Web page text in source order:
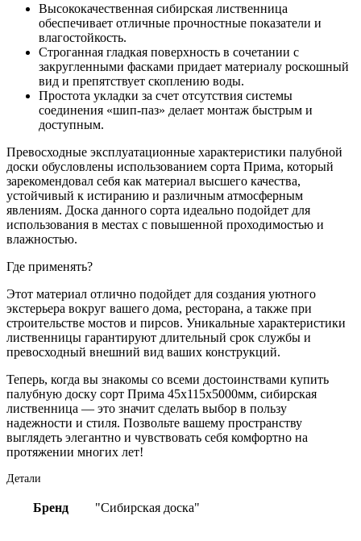
Высококачественная сибирская лиственница
обеспечивает отличные прочностные показатели и
влагостойкость.
Строганная гладкая поверхность в сочетании с
закругленными фасками придает материалу роскошный
вид и препятствует скоплению воды.
Простота укладки за счет отсутствия системы
соединения «шип-паз» делает монтаж быстрым и
доступным.
Превосходные эксплуатационные характеристики палубной
доски обусловлены использованием сорта Прима, который
зарекомендовал себя как материал высшего качества,
устойчивый к истиранию и различным атмосферным
явлениям. Доска данного сорта идеально подойдет для
использования в местах с повышенной проходимостью и
влажностью.
Где применять?
Этот материал отлично подойдет для создания уютного
экстерьера вокруг вашего дома, ресторана, а также при
строительстве мостов и пирсов. Уникальные характеристики
лиственницы гарантируют длительный срок службы и
превосходный внешний вид ваших конструкций.
Теперь, когда вы знакомы со всеми достоинствами купить
палубную доску сорт Прима 45х115х5000мм, сибирская
лиственница — это значит сделать выбор в пользу
надежности и стиля. Позвольте вашему пространству
выглядеть элегантно и чувствовать себя комфортно на
протяжении многих лет!
Детали
Бренд "Сибирская доска"